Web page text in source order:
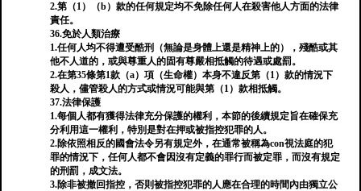
2.第（1）（b）款的任何規定均不免除任何人在殺害他人方面的法律
責任。
36.免於人類治療
1.任何人均不得遭受酷刑（無論是身體上還是精神上的），殘酷或其
他不人道的，或與尊重人的固有尊嚴相抵觸的待遇或處罰。
2.在第35條第1款（a）項（生命權）本身不違反第（1）款的情況下
殺人，儘管殺人的方式或情況可能與第（1）款相抵觸。
37.法律保護
1.每個人都有獲得法律充分保護的權利，本節的後續規定旨在確保充
分利用這一權利，特別是對在押或被指控犯罪的人。
2.除依照相反的國會法令另有規定外，在通常被稱為con視法庭的犯
罪的情況下，任何人都不會因沒有定義的罪行而被定罪，而沒有規定
的刑罰，成文法。
3.除非被撤回指控，否則被指控犯罪的人應在合理的時間內由獨立公